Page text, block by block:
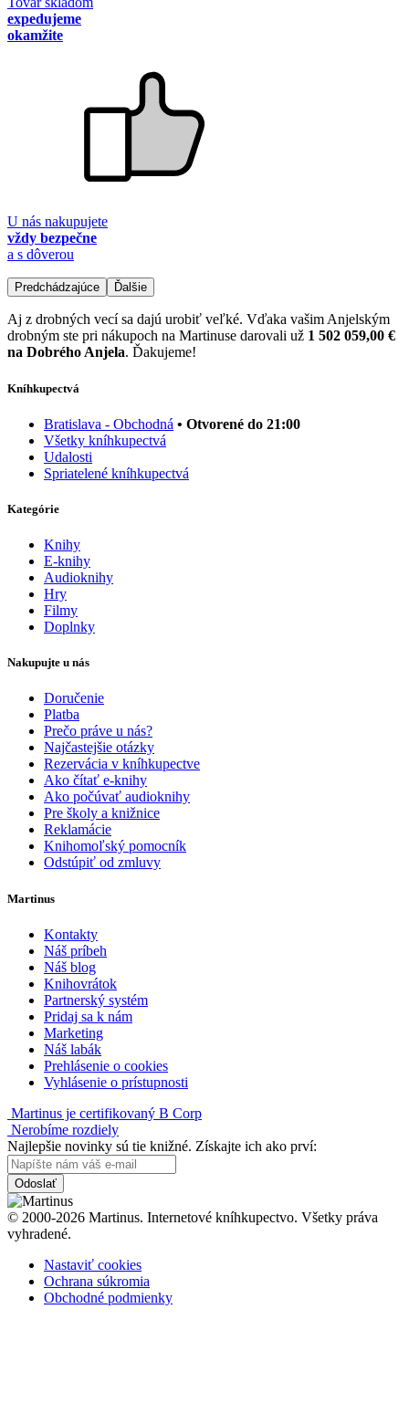
expedujeme
okamžite
U nás nakupujete
vždy bezpečne
a s dôverou
Predchádzajúce Ďalšie
Aj z drobných vecí sa dajú urobiť veľké. Vďaka vašim Anjelským
drobným ste pri nákupoch na Martinuse darovali už 1 502 059,00 €
na Dobrého Anjela. Ďakujeme!
Kníhkupectvá
Bratislava - Obchodná • Otvorené do 21:00
Všetky kníhkupectvá
Udalosti
Spriatelené kníhkupectvá
Kategórie
Knihy
E-knihy
Audioknihy
Hry
Filmy
Doplnky
Nakupujte u nás
Doručenie
Platba
Prečo práve u nás?
Najčastejšie otázky
Rezervácia v kníhkupectve
Ako čítať e-knihy
Ako počúvať audioknihy
Pre školy a knižnice
Reklamácie
Knihomoľský pomocník
Odstúpiť od zmluvy
Martinus
Kontakty
Náš príbeh
Náš blog
Knihovrátok
Partnerský systém
Pridaj sa k nám
Marketing
Náš labák
Prehlásenie o cookies
Vyhlásenie o prístupnosti
Martinus je certifikovaný B Corp
Nerobíme rozdiely
Najlepšie novinky sú tie knižné. Získajte ich ako prví:
Odoslať
© 2000-2026 Martinus. Internetové kníhkupectvo. Všetky práva
vyhradené.
Nastaviť cookies
Ochrana súkromia
Obchodné podmienky